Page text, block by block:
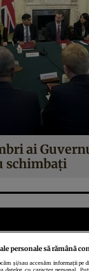
ai
schimbați
personale să rămână
și/sau accesăm informații pe
datelor cu caracter personal.